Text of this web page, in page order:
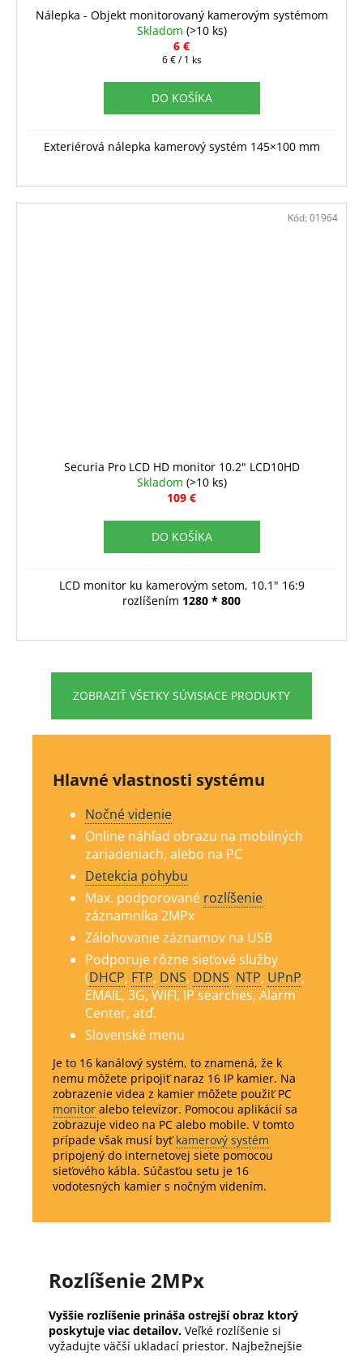
Nálepka - Objekt monitorovaný kamerovým systémom
Skladom (>10 ks)
6 €
Jednotková
6 € / 1 ks
DO KOŠÍKA
Exteriérová nálepka kamerový systém 145×100 mm
Securia Pro LCD HD monitor 10.2" LCD10HD
Skladom (>10 ks)
109 €
DO KOŠÍKA
LCD monitor ku kamerovým setom, 10.1" 16:9
rozlíšením 1280 * 800
Kód: 01964
ZOBRAZIŤ VŠETKY SÚVISIACE PRODUKTY
Hlavné vlastnosti systému
Nočné videnie
Online náhľad obrazu na mobilných
zariadeniach, alebo na PC
Detekcia pohybu
Max. podporované rozlíšenie
záznamníka 2MPx
Zálohovanie záznamov na USB
Podporuje rôzne sieťové služby
(DHCP, FTP, DNS, DDNS, NTP, UPnP,
EMAIL, 3G, WIFI, IP searches, Alarm
Center, atď.
Slovenské menu
Je to 16 kanálový systém, to znamená, že k
nemu môžete pripojiť naraz 16 IP kamier. Na
zobrazenie videa z kamier môžete použiť PC
monitor alebo televízor. Pomocou aplikácií sa
zobrazuje video na PC alebo mobile. V tomto
prípade však musí byťkamerový systém
pripojený do internetovej siete pomocou
sieťového kábla. Súčasťou setu je 16
vodotesných kamier s nočným videním.
Rozlíšenie 2MPx
Vyššie rozlíšenie prináša ostrejší obraz ktorý
poskytuje viac detailov. Veľké rozlíšenie si
vyžadujte väčší ukladací priestor. Najbežnejšie